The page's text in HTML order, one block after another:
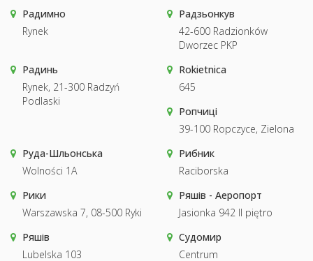
Радимно
Rynek
Радзьонкув
42-600 Radzionków
Dworzec PKP
Радинь
Rynek, 21-300 Radzyń
Podlaski
Rokietnica
645
Ропчиці
39-100 Ropczyce, Zielona
Руда-Шльонська
Wolności 1A
Рибник
Raciborska
Рики
Warszawska 7, 08-500 Ryki
Ряшів - Аеропорт
Jasionka 942 II piętro
Ряшів
Lubelska 103
Судомир
Centrum